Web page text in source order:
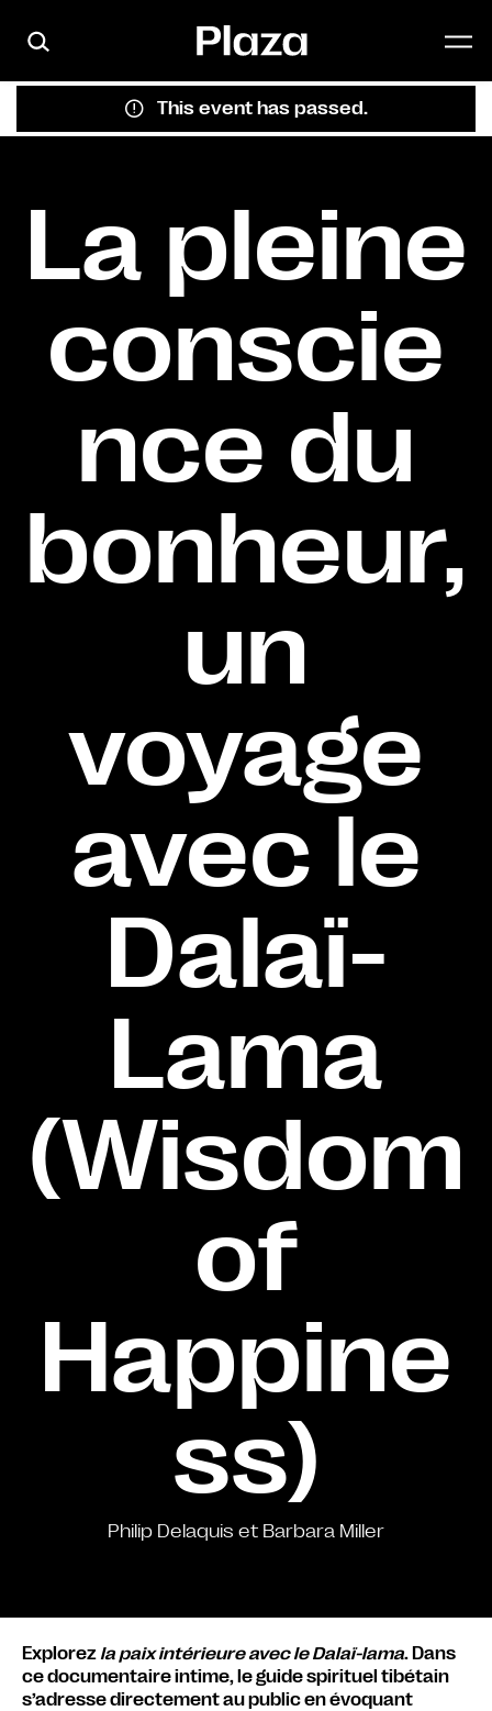
This event has passed.
La pleine
conscie
nce du
bonheur,
un
voyage
avec le
Dalaï-
Lama
(Wisdom
of
Happine
ss)
Philip Delaquis et Barbara Miller
Explorezla paix intérieure avec le Dalaï-lama. Dans
ce documentaire intime, le guide spirituel tibétain
s’adresse directement au public en évoquant